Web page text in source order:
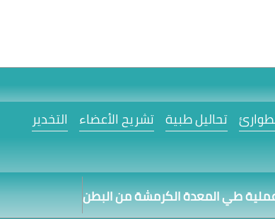
تحاليل طبية تشريح الأعضاء التخدير
طي المعدة الكرمشة من البطن